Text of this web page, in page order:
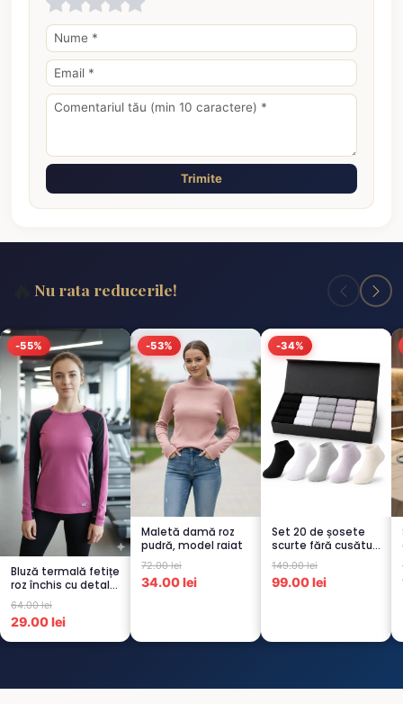
Trimite
Nu rata reducerile!
-55%
Bluză termală fetițe
roz închis cu detalii
negre, cu pu...
64.00 lei
29.00 lei
-53%
Maletă damă roz
pudră, model raiat
72.00 lei
34.00 lei
-34%
Set 20 de șosete
scurte fără cusături
pentru femei – 5...
149.00 lei
99.00 lei